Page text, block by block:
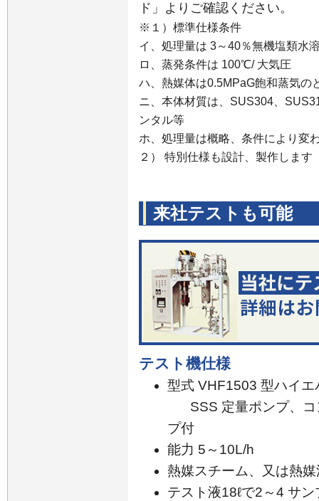
ド」よりご確認ください。
※１）標準仕様条件
イ、処理量は 3～40％無機塩類水
ロ、蒸発条件は 100℃/ 大気圧
ハ、熱媒体は0.5MPaG飽和蒸気の
ニ、本体材質は、SUS304、
ンタル等
ホ、処理量は概略、条件により変
２） 特別仕様も設計、製作します
来社テストも可能
テスト機仕様
型式 VHF1503 型ハイエ
SSS 定量ポンプ、
プ付
能力 5～10L/h
熱媒スチーム、又は熱
テスト液18ℓで2～4 サ